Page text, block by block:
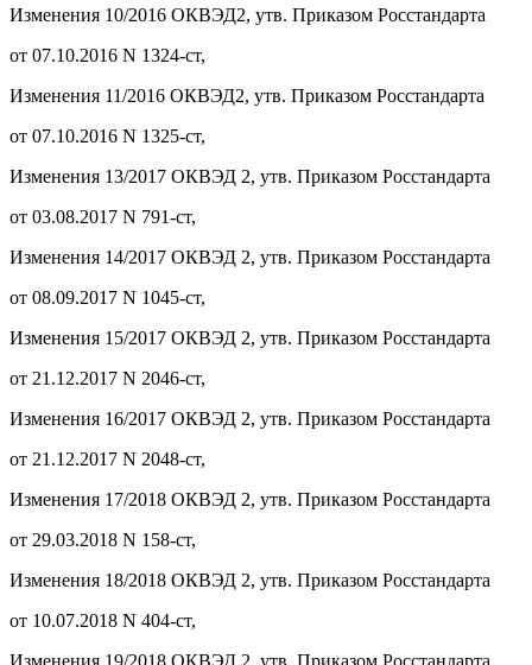
Изменения 10/2016 ОКВЭД2, утв. Приказом Росстандарта
от 07.10.2016 N 1324-ст,
Изменения 11/2016 ОКВЭД2, утв. Приказом Росстандарта
от 07.10.2016 N 1325-ст,
Изменения 13/2017 ОКВЭД 2, утв. Приказом Росстандарта
от 03.08.2017 N 791-ст,
Изменения 14/2017 ОКВЭД 2, утв. Приказом Росстандарта
от 08.09.2017 N 1045-ст,
Изменения 15/2017 ОКВЭД 2, утв. Приказом Росстандарта
от 21.12.2017 N 2046-ст,
Изменения 16/2017 ОКВЭД 2, утв. Приказом Росстандарта
от 21.12.2017 N 2048-ст,
Изменения 17/2018 ОКВЭД 2, утв. Приказом Росстандарта
от 29.03.2018 N 158-ст,
Изменения 18/2018 ОКВЭД 2, утв. Приказом Росстандарта
от 10.07.2018 N 404-ст,
Изменения 19/2018 ОКВЭД 2, утв. Приказом Росстандарта